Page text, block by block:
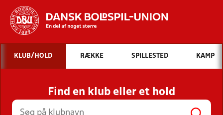
Hvad vil du søge efter?
INDHOLD OG NYHEDER
STILLINGER, RESULTATER, KLUBBER OG
HOLD
KLUB/HOLD RÆKKE SPILLESTED KAMP
Find en klub eller et hold